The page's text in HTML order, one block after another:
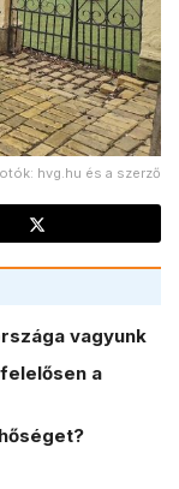
hvg.hu és a szerző
vagyunk
felelősen a